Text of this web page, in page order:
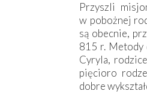
Przyszli
w pobożnej
są obecnie,
815 r. Metody
Cyryla,
pięcioro
dobre